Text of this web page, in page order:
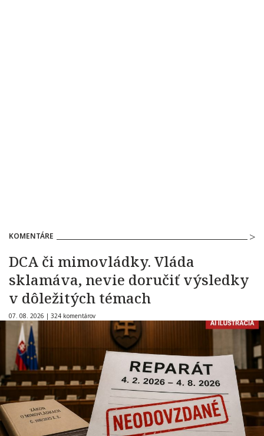
KOMENTÁRE
DCA či mimovládky. Vláda
sklamáva, nevie doručiť výsledky
v dôležitých témach
07. 08. 2026 | 324 komentárov